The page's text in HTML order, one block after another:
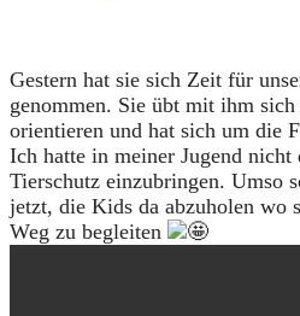
Gestern hat sie sich Zeit für
genommen. Sie übt mit ihm
orientieren und hat sich um die
Ich hatte in meiner Jugend
Tierschutz einzubringen. Umso
jetzt, die Kids da abzuholen wo
Weg zu begleiten